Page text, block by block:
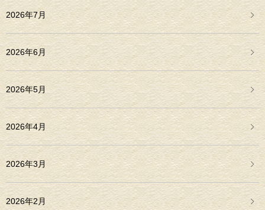
2026年7月
2026年6月
2026年5月
2026年4月
2026年3月
2026年2月